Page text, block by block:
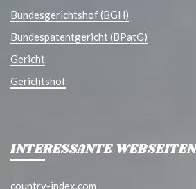
Bundesgerichtshof (BGH)
Bundespatentgericht (BPatG)
Gericht
Gerichtshof
INTERESSANTE WEBSEITEN
country-index.com